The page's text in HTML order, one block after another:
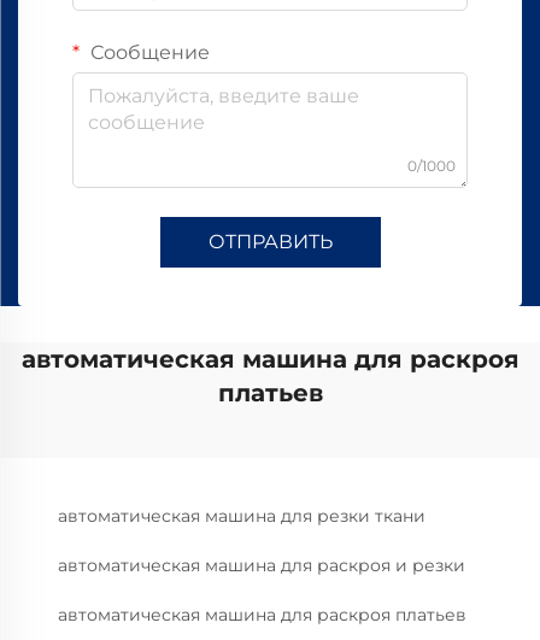
Сообщение
0/1000
ОТПРАВИТЬ
автоматическая машина для раскроя
платьев
автоматическая машина для резки ткани
автоматическая машина для раскроя и резки
автоматическая машина для раскроя платьев